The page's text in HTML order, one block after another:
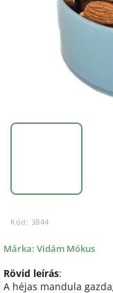
Kód: 3844
Márka: Vidám Mókus
Rövid leírás:
A héjas mandula